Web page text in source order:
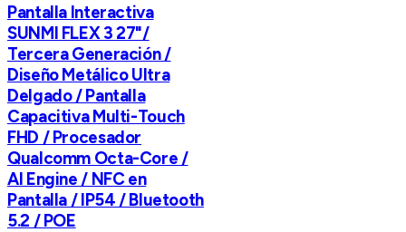
Pantalla Interactiva
SUNMI FLEX 3 27"/
Tercera Generación /
Diseño Metálico Ultra
Delgado / Pantalla
Capacitiva Multi-Touch
FHD / Procesador
Qualcomm Octa-Core /
AI Engine / NFC en
Pantalla / IP54 / Bluetooth
5.2 / POE